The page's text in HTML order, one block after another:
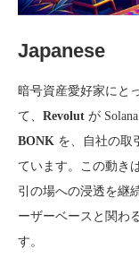
Japanese
暗号資産愛好家にと
て、 Revolut が
BONK を、自社の取
ています。この動き
引の場への浸透を継
ーザーベースと関わ
す。